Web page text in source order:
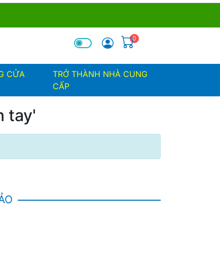
tìm kiếm
0
CỬA
TRỞ THÀNH NHÀ CUNG
CẤP
tay'